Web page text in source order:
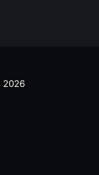
All this free and